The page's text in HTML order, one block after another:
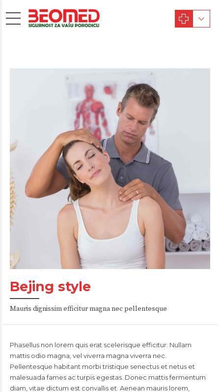
Bejing style
Mauris dignissim efficitur magna nec pellentesque
Phasellus non lorem quis erat scelerisque efficitur. Nullam
mattis odio magna, vel viverra magna viverra nec.
Pellentesque habitant morbi tristique senectus et netus et
malesuada fames ac turpis egestas. Donec mattis fermentum
diam, vitae dictum est convallis et. Aenean mauris lorem,